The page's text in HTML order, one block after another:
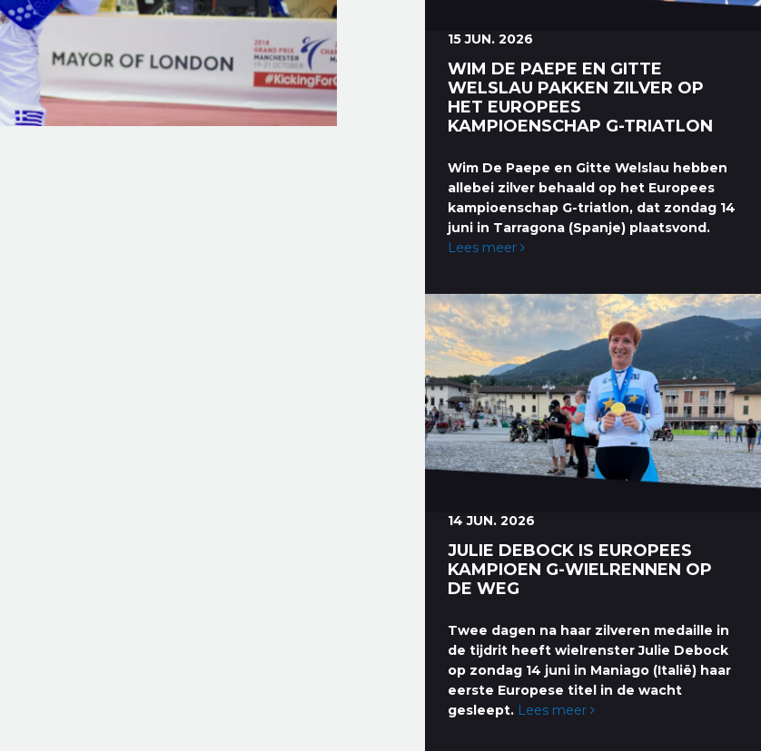
15 JUN. 2026
WIM DE PAEPE EN GITTE
WELSLAU PAKKEN ZILVER OP
HET EUROPEES
KAMPIOENSCHAP G-TRIATLON
Wim De Paepe en Gitte Welslau hebben
allebei zilver behaald op het Europees
kampioenschap G-triatlon, dat zondag 14
juni in Tarragona (Spanje) plaatsvond.
Lees meer
14 JUN. 2026
JULIE DEBOCK IS EUROPEES
KAMPIOEN G-WIELRENNEN OP
DE WEG
Twee dagen na haar zilveren medaille in
de tijdrit heeft wielrenster Julie Debock
op zondag 14 juni in Maniago (Italië) haar
eerste Europese titel in de wacht
gesleept. Lees meer